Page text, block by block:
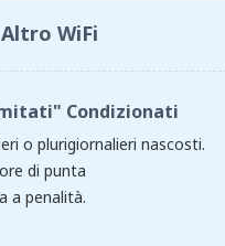
Altro WiFi
Condizionati
o plurigiornalieri nascosti.
di punta
a penalità.